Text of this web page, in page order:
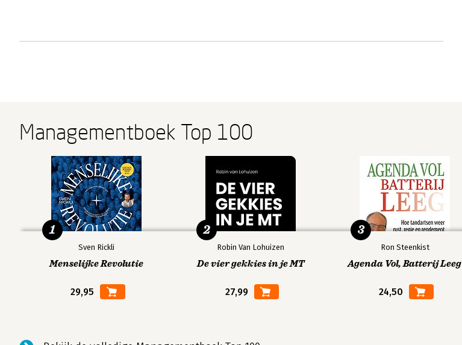
Managementboek Top 100
Sven Rickli
Menselijke Revolutie
29,95
1
Robin Van Lohuizen
De vier gekkies in je MT
27,99
2
Ron Steenkist
Agenda Vol, Batterij Leeg
24,50
3